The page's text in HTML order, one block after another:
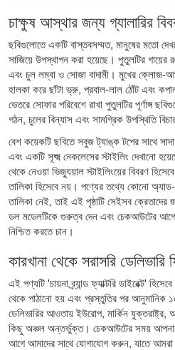
চাক্ষুষ আস্থার জন্য গ্যালারির
ছবিগুলোতে একটি বাস্তবসম্মত, মানুষের মতো
সাজিয়ে উপস্থাপন করা হয়েছে। পুতুলটির
এবং চুল লম্বা ও সোজা বাদামী। মুখের ক্লোজ-আপ
হালকা করে ছাঁটা ভ্রু, প্রবাল-লাল ঠোঁট এবং
ভেতরে সোফার পরিবেশে রাখা পুতুলটির পূর্ণাঙ্গ
গঠন, চুলের বিন্যাস এবং সামগ্রিক উপস্থিতি
বেশ কয়েকটি ছবিতে সবুজ ট্যাঙ্ক টপের সাথে
এবং একটি সূক্ষ্ম নেকলেসের স্টাইলিং দেখানো
থেকে নেওয়া ভিজ্যুয়াল স্টাইলিংয়ের বিবরণ
তালিকা হিসেবে নয়। পণ্যের তথ্যে কোনো
তালিকা নেই, তাই এই পৃষ্ঠাটি সেইসব
ডল মডেলটিকে গুরুত্ব দেন এবং চেকআউটের
নিশ্চিত করতে চান।
কারখানা থেকে সরাসরি ডেলিভারি
এই পণ্যটি 'চায়না ব্র্যান্ড ফ্যাক্টরি ডাইরেক্ট'
থেকে পাঠানো হয় এবং প্রস্তুতির পর আনুমানিক
ডেলিভারির আওতায় ইউরোপ, মার্কিন যুক্তরাষ্ট্র,
কিছু অঞ্চল অন্তর্ভুক্ত। চেকআউটের সময়
আগে আমাদের সাথে যোগাযোগ করুন, যাতে আমরা